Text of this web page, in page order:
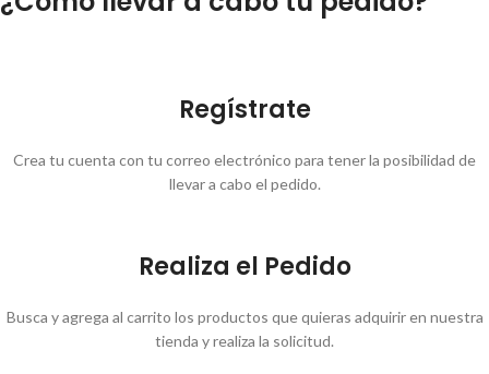
Regístrate
Crea tu cuenta con tu correo electrónico para tener la posibilidad de
llevar a cabo el pedido.
Realiza el Pedido
Busca y agrega al carrito los productos que quieras adquirir en nuestra
tienda y realiza la solicitud.